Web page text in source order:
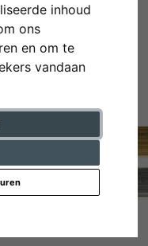
inhoud
ons
en om te
vandaan